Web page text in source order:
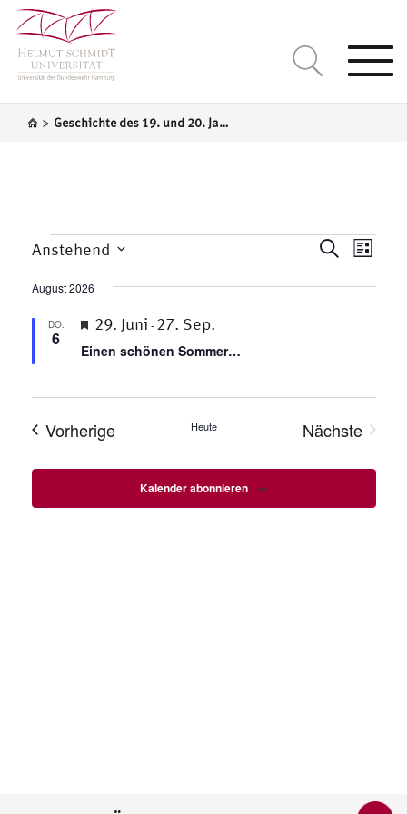
> Geschichte des 19. und 20. Jahrhundert / Mittel- und Osteuropa
Veranstaltungen SucheListe
Anstehend
wählen.
August 2026
DO.
6
Einen schönen Sommer…
Empfohlen
29. Juni - 27. Sep.
VorherigeVeranstaltungen
Heute
Nächste
Kalender abonnieren